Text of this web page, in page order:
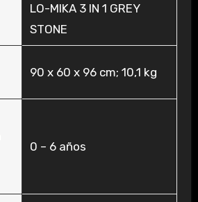
‎LO-MIKA 3 IN 1 GREY
STONE
‎90 x 60 x 96 cm; 10,1 kg
‎0 – 6 años